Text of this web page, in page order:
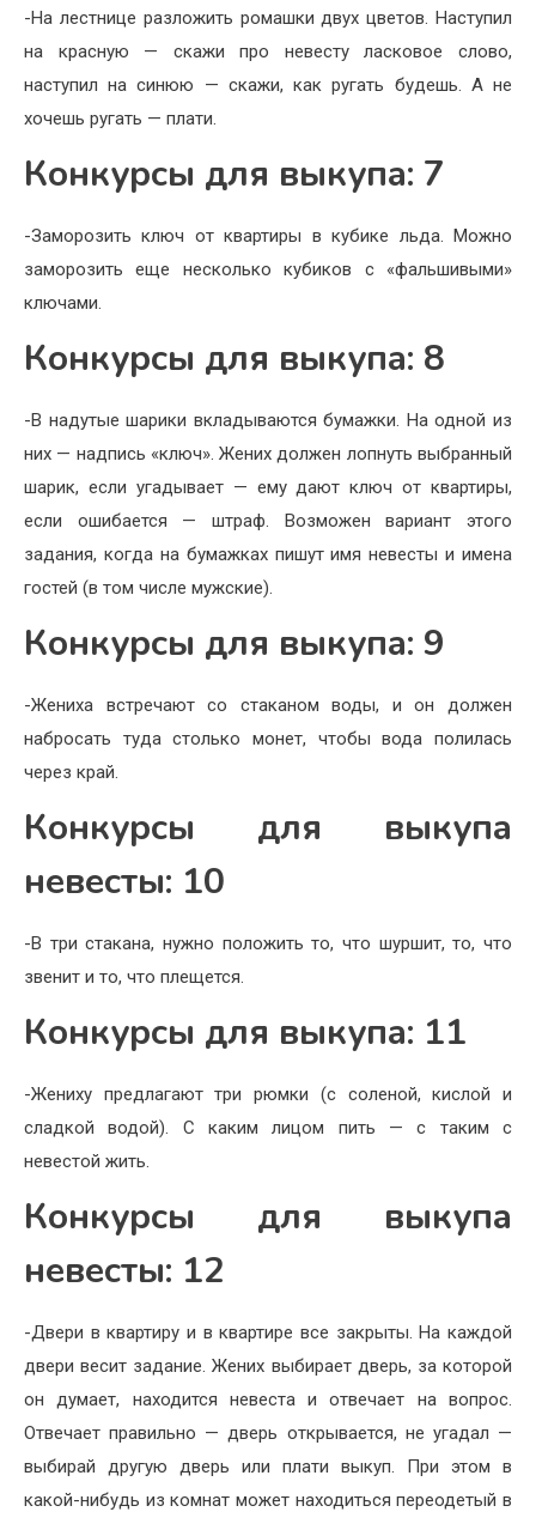
-На лестнице разложить ромашки двух цветов. Наступил
на красную — скажи про невесту ласковое слово,
наступил на синюю — скажи, как ругать будешь. А не
хочешь ругать — плати.
Конкурсы для выкупа: 7
-Заморозить ключ от квартиры в кубике льда. Можно
заморозить еще несколько кубиков с «фальшивыми»
ключами.
Конкурсы для выкупа: 8
-В надутые шарики вкладываются бумажки. На одной из
них — надпись «ключ». Жених должен лопнуть выбранный
шарик, если угадывает — ему дают ключ от квартиры,
если ошибается — штраф. Возможен вариант этого
задания, когда на бумажках пишут имя невесты и имена
гостей (в том числе мужские).
Конкурсы для выкупа: 9
-Жениха встречают со стаканом воды, и он должен
набросать туда столько монет, чтобы вода полилась
через край.
Конкурсы для выкупа
невесты: 10
-В три стакана, нужно положить то, что шуршит, то, что
звенит и то, что плещется.
Конкурсы для выкупа: 11
-Жениху предлагают три рюмки (с соленой, кислой и
сладкой водой). С каким лицом пить — с таким с
невестой жить.
Конкурсы для выкупа
невесты: 12
-Двери в квартиру и в квартире все закрыты. На каждой
двери весит задание. Жених выбирает дверь, за которой
он думает, находится невеста и отвечает на вопрос.
Отвечает правильно — дверь открывается, не угадал —
выбирай другую дверь или плати выкуп. При этом в
какой-нибудь из комнат может находиться переодетый в